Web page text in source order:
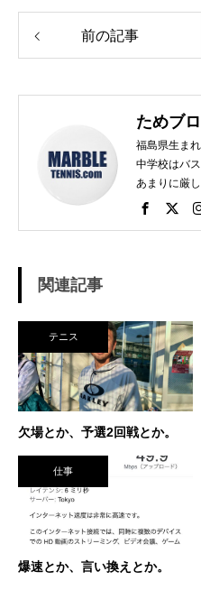
前の記事
ためブロ
福島県生ま
中学校はバ
あまりに厳
さし、個人スポ
素振りをし
ら一刀両断。（笑） そんな
が、今に至
議な人生。
らったこと
ビジネス界で生
得意技。
関連記事
テニス
欠場とか、予選2回戦とか。
仕事
爆速とか、言い換えとか。